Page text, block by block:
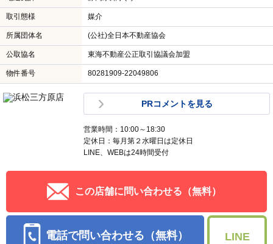
取引態様 媒介
所属団体名 (公社)全日本不動産協会
公取協名 東海不動産公正取引協議会加盟
物件番号 80281909-22049806
PRコメントを見る
営業時間：10:00～18:30
定休日：毎月第２水曜日は定休日
LINE、WEBは24時間受付
この店舗に問い合わせる（無料）
電話で問い合わせる（無料） LINE